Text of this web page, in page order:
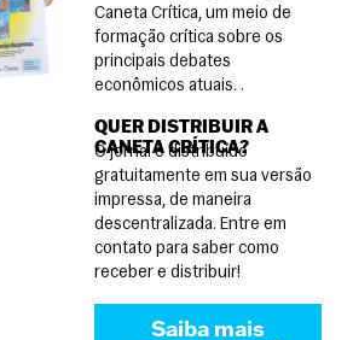
Caneta Crítica, um meio de
formação crítica sobre os
principais debates
econômicos atuais. .
QUER DISTRIBUIR A
CANETA CRÍTICA?
O jornal é distribuído
gratuitamente em sua versão
impressa, de maneira
descentralizada. Entre em
contato para saber como
receber e distribuir!
Saiba mais